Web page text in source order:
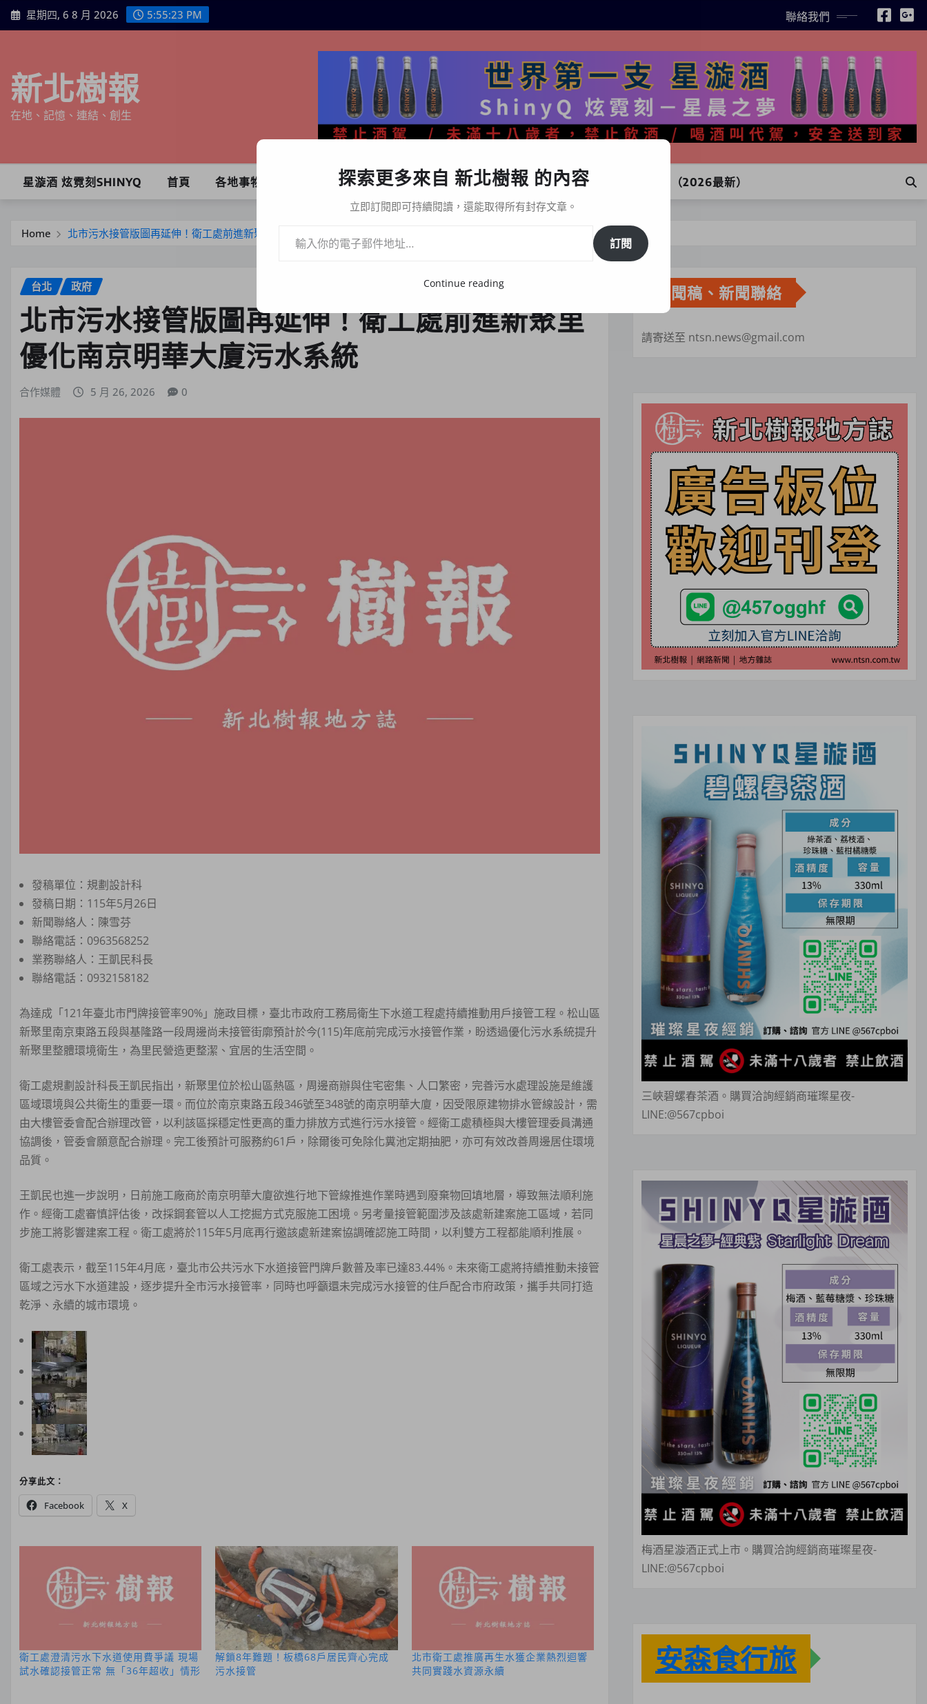
Skip
to
星期四, 6 8 月 2026 5:55:24 PM 聯絡我們
新北樹報
在地、記憶、連結、創生
星漩酒 炫霓刻SHINYQ 首頁 各地事物 生活百態 關於樹報 星漩酒哪裡買｜官方購買通路與LINE訂購（2026最新）
Home 北市污水接管版圖再延伸！衛工處前進新聚里優化南京明華大廈污水系統
台北 政府
北市污水接管版圖再延伸！衛工處前進新聚里
優化南京明華大廈污水系統
合作媒體 5 月 26, 2026 0
發稿單位：規劃設計科
發稿日期：115年5月26日
新聞聯絡人：陳雪芬
聯絡電話：0963568252
業務聯絡人：王凱民科長
聯絡電話：0932158182
為達成「121年臺北市門牌接管率90%」施政目標，臺北市政府工務局衛生下水道工程處持續推動用戶接管工程。松山區
新聚里南京東路五段與基隆路一段周邊尚未接管街廓預計於今(115)年底前完成污水接管作業，盼透過優化污水系統提升
新聚里整體環境衛生，為里民營造更整潔、宜居的生活空間。
衛工處規劃設計科長王凱民指出，新聚里位於松山區熱區，周邊商辦與住宅密集、人口繁密，完善污水處理設施是維護
區域環境與公共衛生的重要一環。而位於南京東路五段346號至348號的南京明華大廈，因受限原建物排水管線設計，需
由大樓管委會配合辦理改管，以利該區採穩定性更高的重力排放方式進行污水接管。經衛工處積極與大樓管理委員溝通
協調後，管委會願意配合辦理。完工後預計可服務約61戶，除爾後可免除化糞池定期抽肥，亦可有效改善周邊居住環境
品質。
王凱民也進一步說明，日前施工廠商於南京明華大廈欲進行地下管線推進作業時遇到廢棄物回填地層，導致無法順利施
作。經衛工處審慎評估後，改採鋼套管以人工挖掘方式克服施工困境。另考量接管範圍涉及該處新建案施工區域，若同
步施工將影響建案工程。衛工處將於115年5月底再行邀該處新建案協調確認施工時間，以利雙方工程都能順利推展。
衛工處表示，截至115年4月底，臺北市公共污水下水道接管門牌戶數普及率已達83.44%。未來衛工處將持續推動未接管
區域之污水下水道建設，逐步提升全市污水接管率，同時也呼籲還未完成污水接管的住戶配合市府政策，攜手共同打造
乾淨、永續的城市環境。
分享此文：
Facebook X
衛工處澄清污水下水道使用費爭議 現場
試水確認接管正常 無「36年超收」情形
解鎖8年難題！板橋68戶居民齊心完成
污水接管
北市衛工處推廣再生水獲企業熱烈迴響
共同實踐水資源永續
新聞稿、新聞聯絡
請寄送至 ntsn.news@gmail.com
三峽碧螺春茶酒。購買洽詢經銷商璀璨星夜-
LINE:@567cpboi
梅酒星漩酒正式上市。購買洽詢經銷商璀璨星夜-
LINE:@567cpboi
安森食行旅
探索更多來自 新北樹報 的內容
立即訂閱即可持續閱讀，還能取得所有封存文章。
訂閱
Continue reading